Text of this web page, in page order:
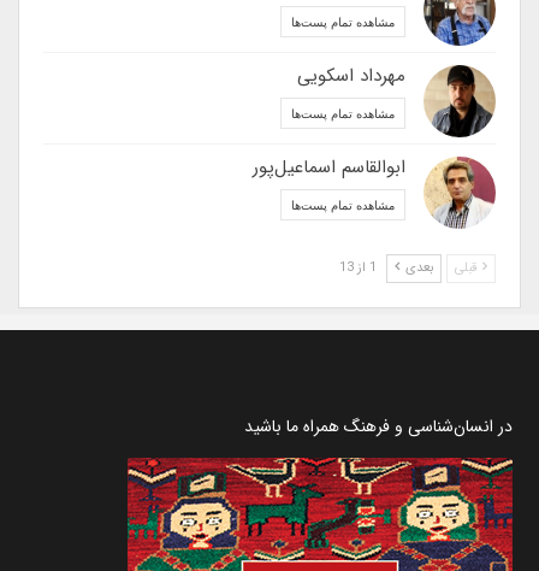
مشاهده تمام پست‌ها
مهرداد اسکویی
مشاهده تمام پست‌ها
ابوالقاسم اسماعیل‌پور
مشاهده تمام پست‌ها
قبلی بعدی
در انسان‌شناسی و فرهنگ همراه ما باشید